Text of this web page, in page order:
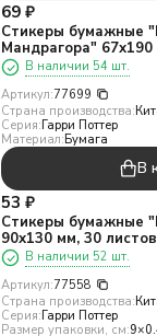
69 ₽
Стикеры бумажные
В наличии 54 шт.
Артикул:77699
Страна производства:
Серия:Гарри Поттер
Материал:Бумага
В
53 ₽
Стикеры бумажные
90х130 мм, 30 листов
В наличии 52 шт.
Артикул:77558
Страна производства:
Серия:Гарри Поттер
Размер упаковки, см: